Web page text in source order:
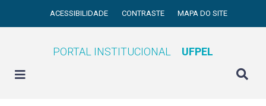
ACESSIBILIDADE CONTRASTE MAPA DO SITE
PORTAL INSTITUCIONAL UFPEL